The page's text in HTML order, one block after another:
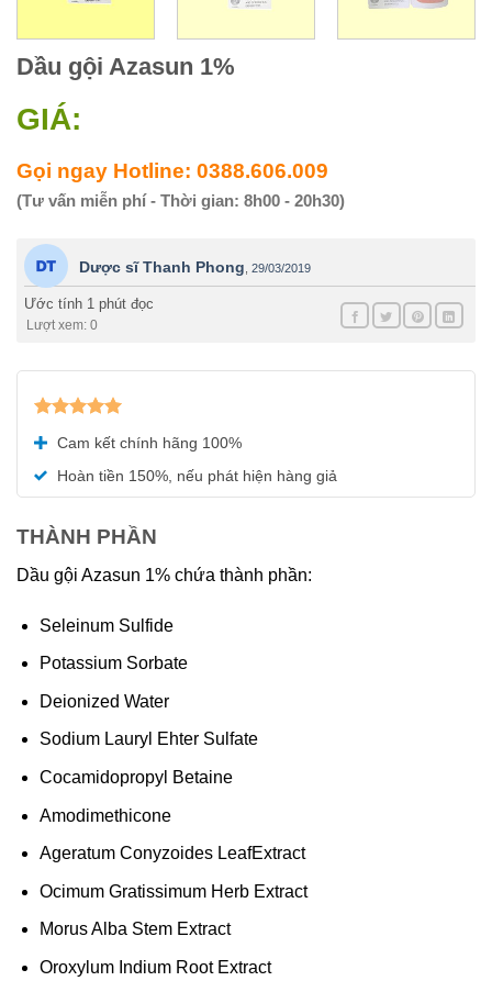
Dầu gội Azasun 1%
GIÁ:
Gọi ngay Hotline: 0388.606.009
(Tư vấn miễn phí - Thời gian: 8h00 - 20h30)
Dược sĩ Thanh Phong 29/03/2019
Ước tính 1 phút đọc
Lượt xem: 0
Được xếp
hạng5.00
5 sao
Cam kết chính hãng 100%
Hoàn tiền 150%, nếu phát hiện hàng giả
THÀNH PHẦN
Dầu gội Azasun 1% chứa thành phần:
Seleinum Sulfide
Potassium Sorbate
Deionized Water
Sodium Lauryl Ehter Sulfate
Cocamidopropyl Betaine
Amodimethicone
Ageratum Conyzoides LeafExtract
Ocimum Gratissimum Herb Extract
Morus Alba Stem Extract
Oroxylum Indium Root Extract